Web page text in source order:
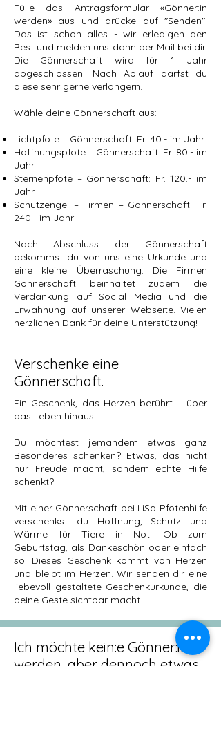
Fülle das Antragsformular «Gönner:in
werden» aus und drücke auf "Senden".
Das ist schon alles - wir erledigen den
Rest und melden uns dann per Mail bei dir.
Die Gönnerschaft wird für 1 Jahr
abgeschlossen. Nach Ablauf darfst du
diese sehr gerne verlängern.
Wähle deine Gönnerschaft aus:
Lichtpfote – Gönnerschaft: Fr. 40.- im Jahr
Hoffnungspfote – Gönnerschaft: Fr. 80.- im
Jahr
Sternenpfote – Gönnerschaft: Fr. 120.- im
Jahr
Schutzengel – Firmen – Gönnerschaft: Fr.
240.- im Jahr
Nach Abschluss der Gönnerschaft
bekommst du von uns eine Urkunde und
eine kleine Überraschung. Die Firmen
Gönnerschaft beinhaltet zudem die
Verdankung auf Social Media und die
Erwähnung auf unserer Webseite. Vielen
herzlichen Dank für deine Unterstützung!
Verschenke eine
Gönnerschaft.
Ein Geschenk, das Herzen berührt – über
das Leben hinaus.
Du möchtest jemandem etwas ganz
Besonderes schenken? Etwas, das nicht
nur Freude macht, sondern echte Hilfe
schenkt?
Mit einer Gönnerschaft bei LiSa Pfotenhilfe
verschenkst du Hoffnung, Schutz und
Wärme für Tiere in Not. Ob zum
Geburtstag, als Dankeschön oder einfach
so. Dieses Geschenk kommt von Herzen
und bleibt im Herzen. Wir senden dir eine
liebevoll gestaltete Geschenkurkunde, die
deine Geste sichtbar macht.
Ich möchte kein:e Gönner:in
werden, aber dennoch etwas